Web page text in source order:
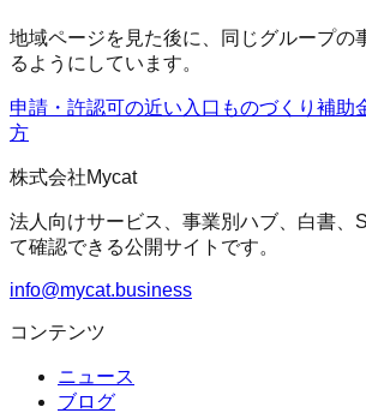
地域ページを見た後に、同じグループの
るようにしています。
申請・許認可の近い入口 ものづくり補助
方
株式会社Mycat
法人向けサービス、事業別ハブ、白書、
て確認できる公開サイトです。
info@mycat.business
コンテンツ
ニュース
ブログ